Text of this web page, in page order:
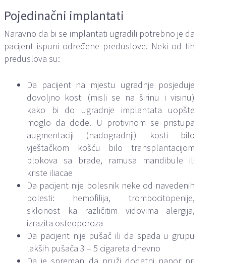
Pojedinačni implantati
Naravno da bi se implantati ugradili potrebno je da
pacijent ispuni određene preduslove. Neki od tih
preduslova su:
Da pacijent na mjestu ugradnje posjeduje
dovoljno kosti (misli se na širinu i visinu)
kako bi do ugradnje implantata uopšte
moglo da dođe. U protivnom se pristupa
augmentaciji (nadogradnji) kosti bilo
vještačkom košću bilo transplantacijom
blokova sa brade, ramusa mandibule ili
kriste iliacae
Da pacijent nije bolesnik neke od navedenih
bolesti: hemofilija, trombocitopenije,
sklonost ka različitim vidovima alergija,
izrazita osteoporoza
Da pacijent nije pušač ili da spada u grupu
lakših pušača 3 – 5 cigareta dnevno